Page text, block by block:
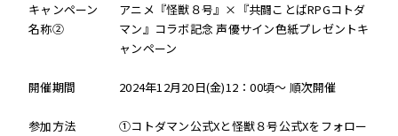
キャンペーン
名称②
アニメ『怪獣８号』×『共闘ことばRPGコトダ
マン』コラボ記念 声優サイン色紙プレゼントキ
ャンペーン
開催期間 2024年12月20日(金)12：00頃～ 順次開催
参加方法
①コトダマン公式Xと怪獣８号公式Xをフォロー